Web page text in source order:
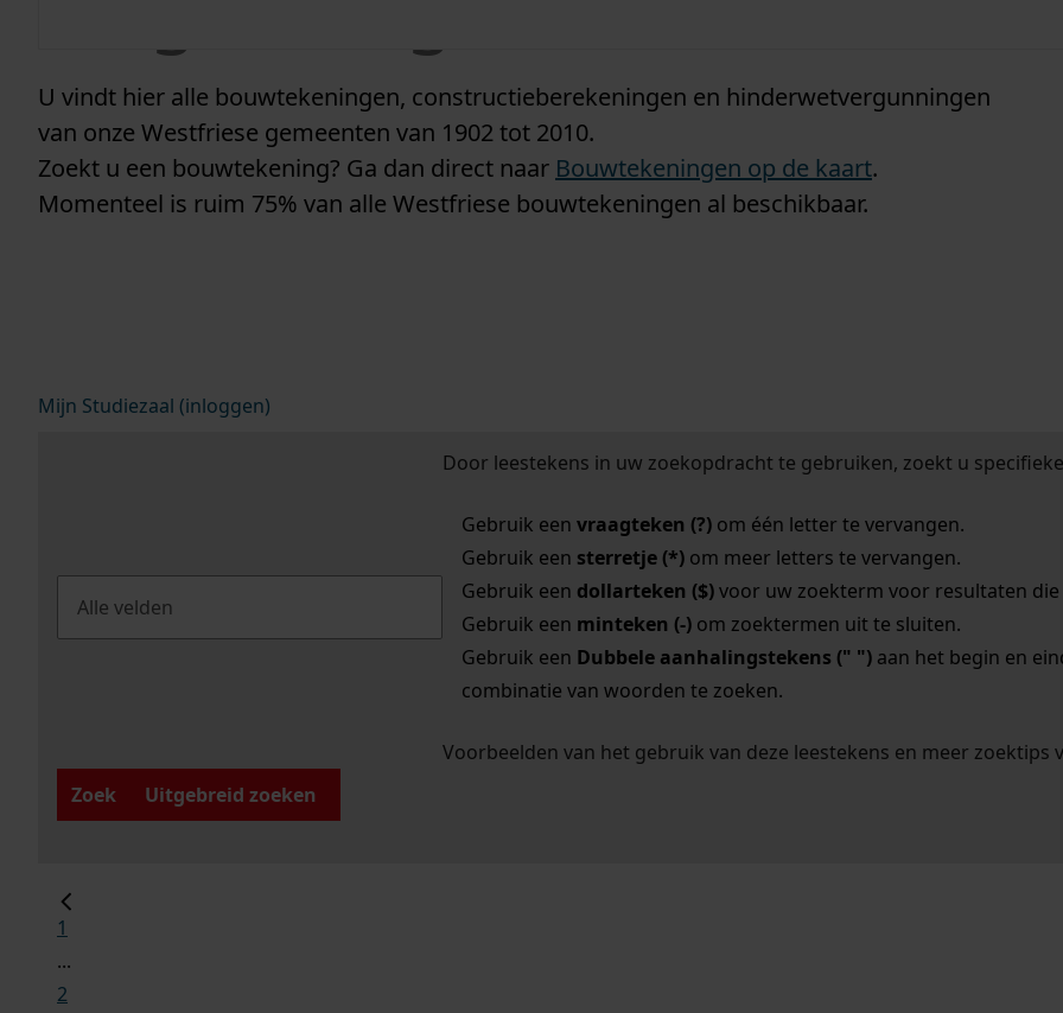
U vindt hier alle bouwtekeningen, constructieberekeningen en hinderwetvergunningen
van onze Westfriese gemeenten van 1902 tot 2010.
Zoekt u een bouwtekening? Ga dan direct naar Bouwtekeningen op de kaart.
Momenteel is ruim 75% van alle Westfriese bouwtekeningen al beschikbaar.
Mijn Studiezaal (inloggen)
Door leestekens in uw zoekopdracht te gebruiken, zoekt u
Gebruik een vraagteken (?)om één letter te vervangen.
Gebruik een sterretje (*)om meer letters te vervangen.
Gebruik een dollarteken ($)voor uw zoekterm voor resultaten die
Gebruik een minteken (-)om zoektermen uit te sluiten.
Gebruik een Dubbele aanhalingstekens (" ")aan het begin en
combinatie van woorden te zoeken.
Voorbeelden van het gebruik van deze leestekens en meer zoektips
Zoek
Uitgebreid zoeken
1
...
2